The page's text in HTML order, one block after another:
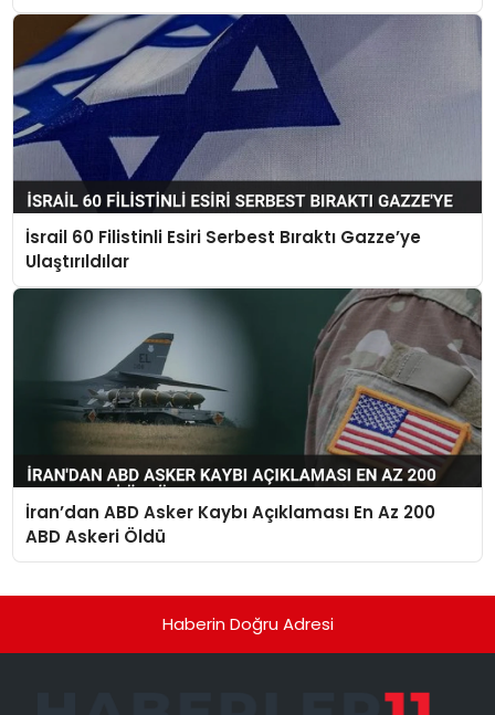
İsrail 60 Filistinli Esiri Serbest Bıraktı Gazze’ye
Ulaştırıldılar
İran’dan ABD Asker Kaybı Açıklaması En Az 200
ABD Askeri Öldü
Haberin Doğru Adresi